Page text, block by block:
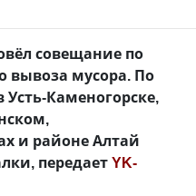
совещание по
вывоза мусора. По
Каменогорске,
и районе Алтай
передаетYK-